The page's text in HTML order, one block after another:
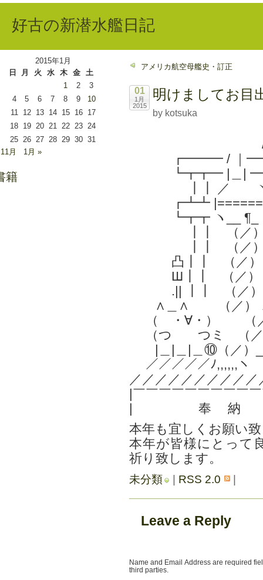
好古の新潜水艦日記
アメリカ航空母艦史・訂正
01
1月
2015
明けましてお目
by kotsuka
/
┏━━━ / ｜
┗┳┳━ |＿|
┃┃ ／
┏┻┻
┗┳┳ ヽ__ ¶_
┃┃ （
┃┃ （
凸┃┃ （
Ш┃┃ （
.|| ┃┃ （
∧＿∧ （／）
（ ・∀・） （／
（つ つミ （
|＿|＿|＿⑩（／）
／／／／／ﾉ,,,,,,
／／／／／／／／
|￣￣￣￣￣￣￣￣
| 奉
本年も宜しくお願い
本年が皆様にとって
祈り致します。
未分類 | RSS 2.0 |
Leave a Reply
Name and Email Address are required
third parties.
2015年1月
日
月 火 水 木 金
土
1
2
3
4
5 6 7 8 9
10
11
12 13 14 15 16
17
18 19 20 21 22 23 24
25 26 27 28 29 30 31
月
1月 »
籍